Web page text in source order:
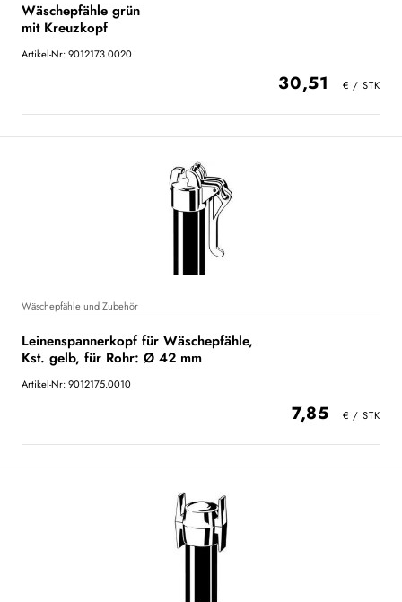
Wäschepfähle grün
mit Kreuzkopf
Artikel-Nr: 9012173.0020
30,51
Wäschepfähle und Zubehör
Leinenspannerkopf für Wäschepfähle,
Kst. gelb, für Rohr: Ø 42 mm
Artikel-Nr: 9012175.0010
7,85